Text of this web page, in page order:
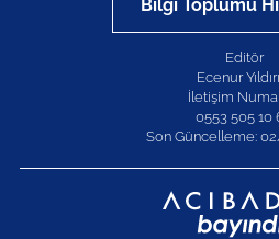
Bilgi Toplumu
Editör
Ecenur
İletişim
0553 505 10
Son Güncelleme: